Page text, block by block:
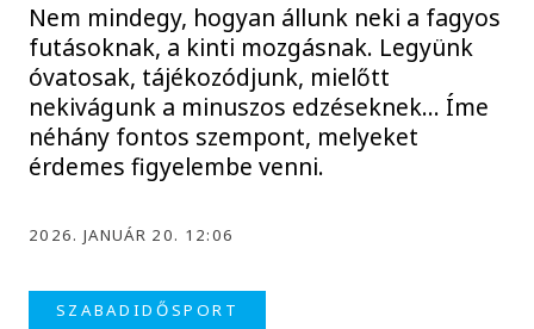
Nem mindegy, hogyan állunk neki a fagyos
futásoknak, a kinti mozgásnak. Legyünk
óvatosak, tájékozódjunk, mielőtt
nekivágunk a minuszos edzéseknek... Íme
néhány fontos szempont, melyeket
érdemes figyelembe venni.
2026. JANUÁR 20. 12:06
SZABADIDŐSPORT